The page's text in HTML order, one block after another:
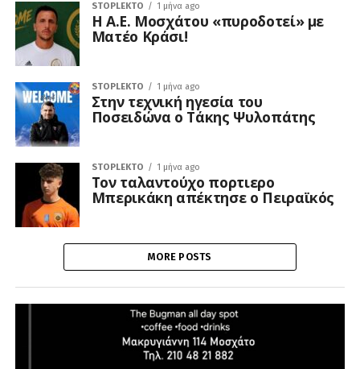
STOPLEKTO 1 μήνα ago
Η Α.Ε. Μοσχάτου «πυροδοτεί» με
Ματέο Κράσι!
STOPLEKTO 1 μήνα ago
Στην τεχνική ηγεσία του
Ποσειδώνα ο Τάκης Ψυλοπάτης
STOPLEKTO 1 μήνα ago
Τον ταλαντούχο πορτιερο
Μπερικάκη απέκτησε ο Πειραϊκός
MORE POSTS